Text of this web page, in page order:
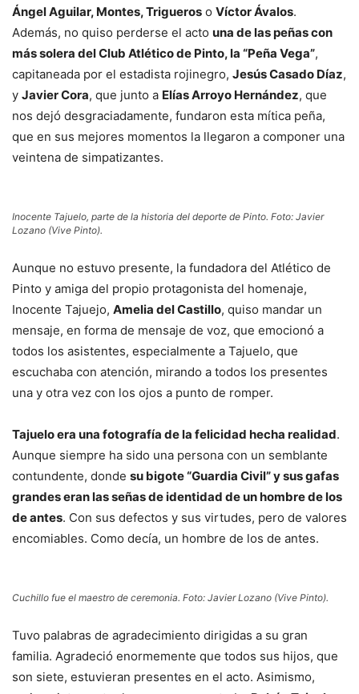
Ángel Aguilar, Montes, Trigueros o Víctor Ávalos.
Además, no quiso perderse el acto una de las peñas con
más solera del Club Atlético de Pinto, la “Peña Vega”,
capitaneada por el estadista rojinegro, Jesús Casado Díaz,
y Javier Cora, que junto a Elías Arroyo Hernández, que
nos dejó desgraciadamente, fundaron esta mítica peña,
que en sus mejores momentos la llegaron a componer una
veintena de simpatizantes.
Inocente Tajuelo, parte de la historia del deporte de Pinto. Foto: Javier
Lozano (Vive Pinto).
Aunque no estuvo presente, la fundadora del Atlético de
Pinto y amiga del propio protagonista del homenaje,
Inocente Tajuejo, Amelia del Castillo, quiso mandar un
mensaje, en forma de mensaje de voz, que emocionó a
todos los asistentes, especialmente a Tajuelo, que
escuchaba con atención, mirando a todos los presentes
una y otra vez con los ojos a punto de romper.
Tajuelo era una fotografía de la felicidad hecha realidad.
Aunque siempre ha sido una persona con un semblante
contundente, donde su bigote “Guardia Civil” y sus gafas
grandes eran las señas de identidad de un hombre de los
de antes. Con sus defectos y sus virtudes, pero de valores
encomiables. Como decía, un hombre de los de antes.
Cuchillo fue el maestro de ceremonia. Foto: Javier Lozano (Vive Pinto).
Tuvo palabras de agradecimiento dirigidas a su gran
familia. Agradeció enormemente que todos sus hijos, que
son siete, estuvieran presentes en el acto. Asimismo,